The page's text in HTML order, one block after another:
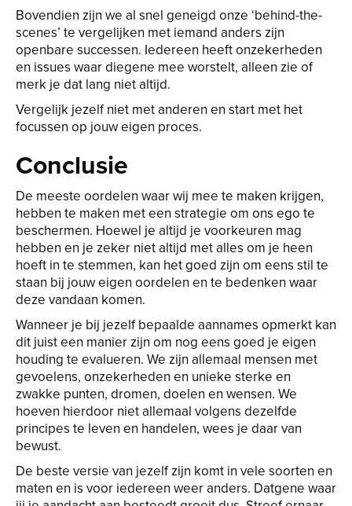
Bovendien zijn we al snel geneigd onze ‘behind-the-
scenes’ te vergelijken met iemand anders zijn
openbare successen. Iedereen heeft onzekerheden
en issues waar diegene mee worstelt, alleen zie of
merk je dat lang niet altijd.
Vergelijk jezelf niet met anderen en start met het
focussen op jouw eigen proces.
Conclusie
De meeste oordelen waar wij mee te maken krijgen,
hebben te maken met een strategie om ons ego te
beschermen. Hoewel je altijd je voorkeuren mag
hebben en je zeker niet altijd met alles om je heen
hoeft in te stemmen, kan het goed zijn om eens stil te
staan bij jouw eigen oordelen en te bedenken waar
deze vandaan komen.
Wanneer je bij jezelf bepaalde aannames opmerkt kan
dit juist een manier zijn om nog eens goed je eigen
houding te evalueren. We zijn allemaal mensen met
gevoelens, onzekerheden en unieke sterke en
zwakke punten, dromen, doelen en wensen. We
hoeven hierdoor niet allemaal volgens dezelfde
principes te leven en handelen, wees je daar van
bewust.
De beste versie van jezelf zijn komt in vele soorten en
maten en is voor iedereen weer anders. Datgene waar